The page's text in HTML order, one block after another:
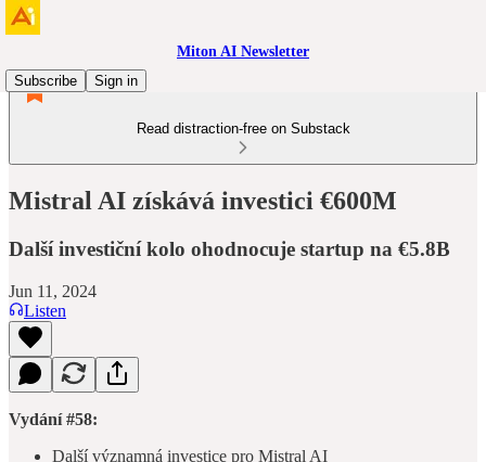
Miton AI Newsletter
Subscribe
Sign in
Read distraction-free on Substack
Mistral AI získává investici €600M
Další investiční kolo ohodnocuje startup na €5.8B
Jun 11, 2024
Listen
Vydání #58:
Další významná investice pro Mistral AI